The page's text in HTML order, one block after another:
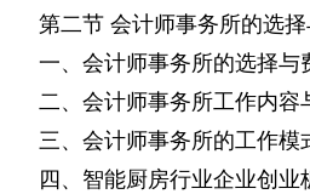
第二节 会计师事务所的选
一、会计师事务所的选择与
二、会计师事务所工作内容
三、会计师事务所的工作模
四、智能厨房行业企业创